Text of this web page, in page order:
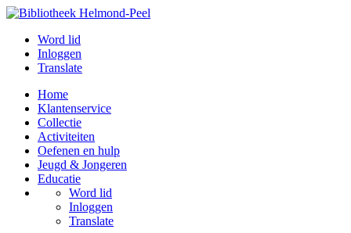
Word lid
Inloggen
Translate
Home
Klantenservice
Collectie
Activiteiten
Oefenen en hulp
Jeugd & Jongeren
Educatie
Word lid
Inloggen
Translate